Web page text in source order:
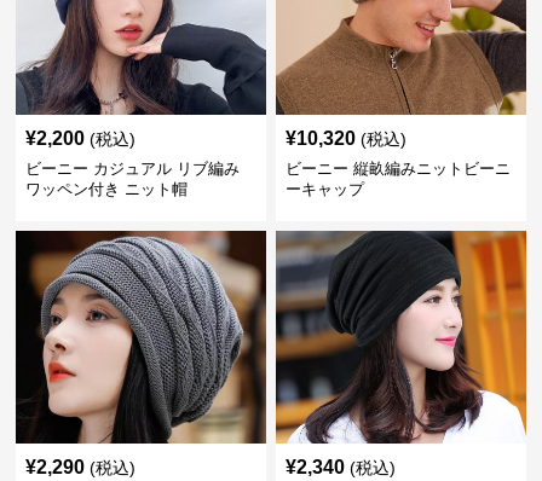
¥2,200 (税込)
ビーニー カジュアル リブ編み
ワッペン付き ニット帽
¥10,320 (税込)
ビーニー 縦畝編みニットビーニ
ーキャップ
¥2,290 (税込) ¥2,340 (税込)